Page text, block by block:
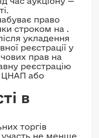
право
строком на .
укладення
реєстрації у
прав на
реєстрацію
ЦНАП або
в
торгів
не менше